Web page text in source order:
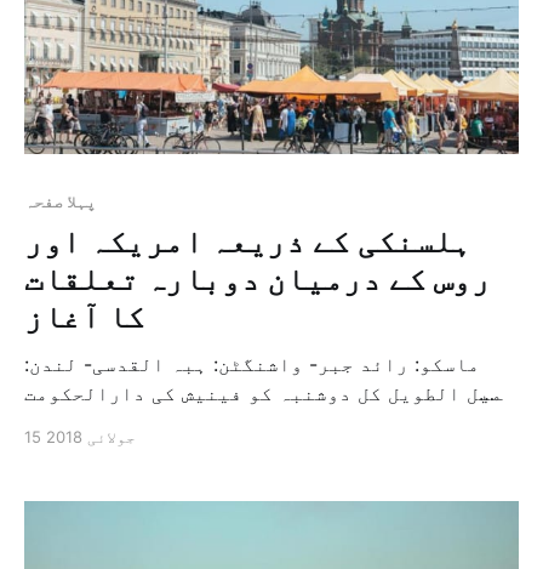
پہلا صفحہ
ہلسنکی کے ذریعہ امریکہ اور
روس کے درمیان دوبارہ تعلقات
کا آغاز
ماسکو: رائد جبر- واشنگٹن: ہبہ القدسی- لندن:
کمیل الطویل کل دوشنبہ کو فینیش کی دارالحکومت
درمیان ہونے والے پہلے دوطرفہ سربراہی اجلاس کی
15 جولائی 2018